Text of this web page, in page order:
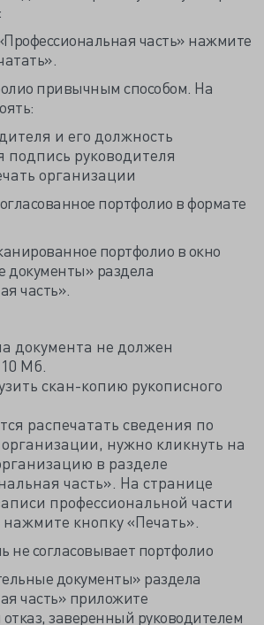
часть» нажмите
привычным способом. На
и его должность
подпись руководителя
организации
портфолио в формате
портфолио в окно
документы» раздела
часть».
документа не должен
Мб.
скан-копию рукописного
распечатать сведения по
нужно кликнуть на
в разделе
часть». На странице
профессиональной части
кнопку «Печать».
не согласовывает портфолио
документы» раздела
часть» приложите
заверенный руководителем